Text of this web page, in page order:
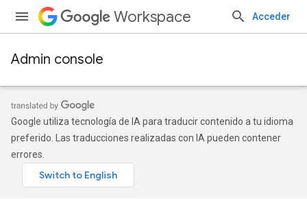
Workspace Acceder
Admin console
Google utiliza tecnología de IA para traducir contenido a tu idioma
preferido. Las traducciones realizadas con IA pueden contener
errores.